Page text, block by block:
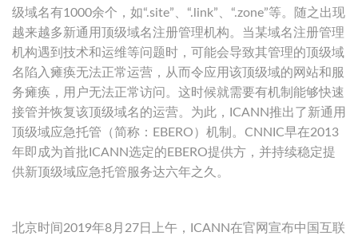
级域名有1000余个，如“.site”、“.link”、“.zone”等。随之出现
越来越多新通用顶级域名注册管理机构。当某域名注册管理
机构遇到技术和运维等问题时，可能会导致其管理的顶级域
名陷入瘫痪无法正常运营，从而令应用该顶级域的网站和服
务瘫痪，用户无法正常访问。这时候就需要有机制能够快速
接管并恢复该顶级域名的运营。为此，ICANN推出了新通用
顶级域应急托管（简称：EBERO）机制。CNNIC早在2013
年即成为首批ICANN选定的EBERO提供方，并持续稳定提
供新顶级域应急托管服务达六年之久。
北京时间2019年8月27日上午，ICANN在官网宣布中国互联